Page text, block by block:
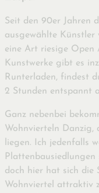
Seit den 90er Jahren
ausgewählte
eine Art riesige Open
Kunstwerke gibt es
Runterladen, findest
2 Stunden entspannt
Ganz nebenbei
Wohnvierteln Danzig,
liegen. Ich jedenfalls
Plattenbausiedlungen
doch hier hat sich die
Wohnviertel attraktiv